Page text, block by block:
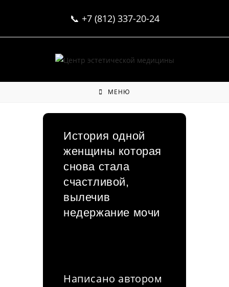
📞 +7 (812) 337-20-24
МЕНЮ
История одной
женщины которая
снова стала
счастливой,
вылечив
недержание мочи
Написано автором